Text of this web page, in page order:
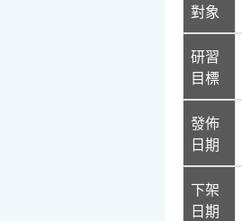
對象
研習
目標
發佈
日期
下架
日期